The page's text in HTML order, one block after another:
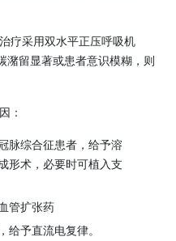
疗采用双水平正压呼吸机
潴留显著或患者意识模糊，则
：
脉综合征患者，给予溶
形术，必要时可植入支
管扩张药
予直流电复律。